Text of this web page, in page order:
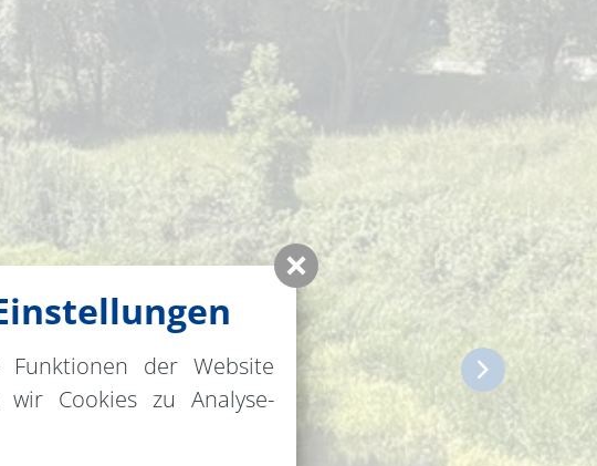
der Website
Cookies zu Analyse-